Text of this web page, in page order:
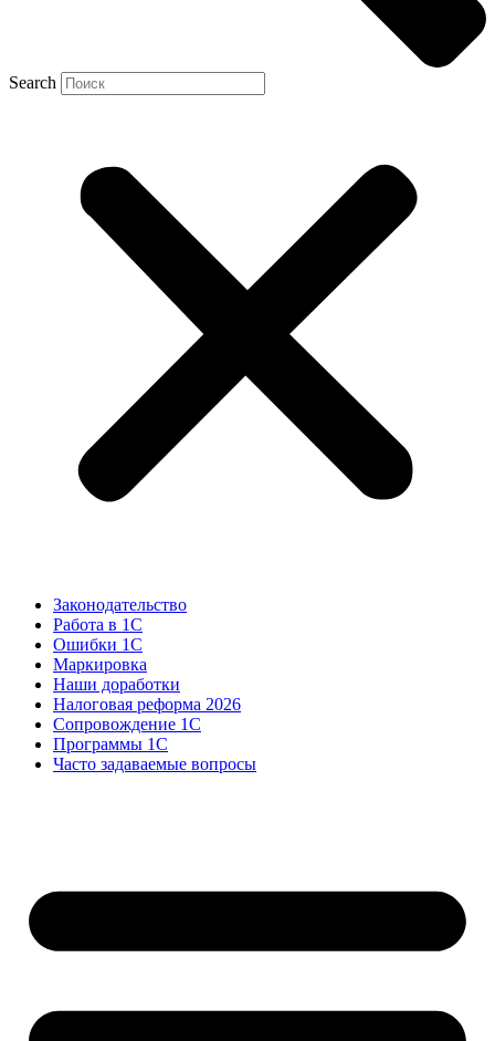
Search
Законодательство
Работа в 1С
Ошибки 1С
Маркировка
Наши доработки
Налоговая реформа 2026
Сопровождение 1С
Программы 1С
Часто задаваемые вопросы